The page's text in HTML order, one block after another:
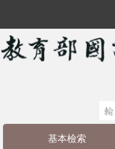
基本檢索